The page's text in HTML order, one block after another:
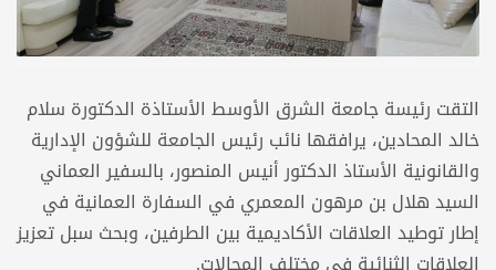
التقت رئيسة جامعة الشرق الأوسط الأستاذة الدكتورة سلام
خالد المحادين، يرافقها نائب رئيس الجامعة للشؤون الإدارية
والقانونية الأستاذ الدكتور أنيس المنصور، بالسفير العماني
السيد هلال بن مرهون المعمري في السفارة العمانية في
إطار توطيد العلاقات الأكاديمية بين الطرفين، وبحث سبل تعزيز